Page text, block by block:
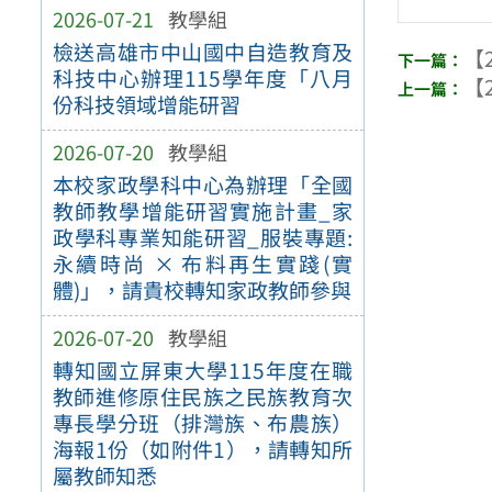
2026-07-21 教學組
檢送高雄市中山國中自造教育及
科技中心辦理115學年度「八月
份科技領域增能研習
2026-07-20 教學組
本校家政學科中心為辦理「全國
教師教學增能研習實施計畫_家
政學科專業知能研習_服裝專題:
永續時尚 × 布料再生實踐(實
體)」，請貴校轉知家政教師參與
2026-07-20 教學組
轉知國立屏東大學115年度在職
教師進修原住民族之民族教育次
專長學分班（排灣族、布農族）
海報1份（如附件1），請轉知所
屬教師知悉